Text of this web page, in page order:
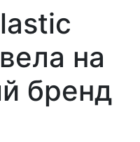
на
бренд